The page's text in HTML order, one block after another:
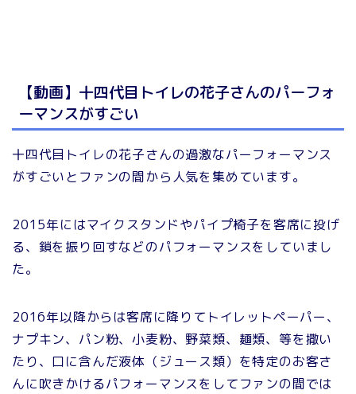
【動画】十四代目トイレの花子さんのパーフォ
ーマンスがすごい
十四代目トイレの花子さんの過激なパーフォーマンス
がすごいとファンの間から人気を集めています。
2015年にはマイクスタンドやパイプ椅子を客席に投げ
る、鎖を振り回すなどのパフォーマンスをしていまし
た。
2016年以降からは客席に降りてトイレットペーパー、
ナプキン、パン粉、小麦粉、野菜類、麺類、等を撒い
たり、口に含んだ液体（ジュース類）を特定のお客さ
んに吹きかけるパフォーマンスをしてファンの間では